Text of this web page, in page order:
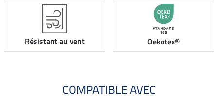
Résistant au vent Oekotex®
COMPATIBLE AVEC